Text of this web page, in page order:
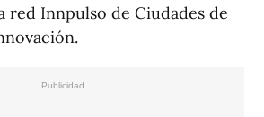
red Innpulso de Ciudades de